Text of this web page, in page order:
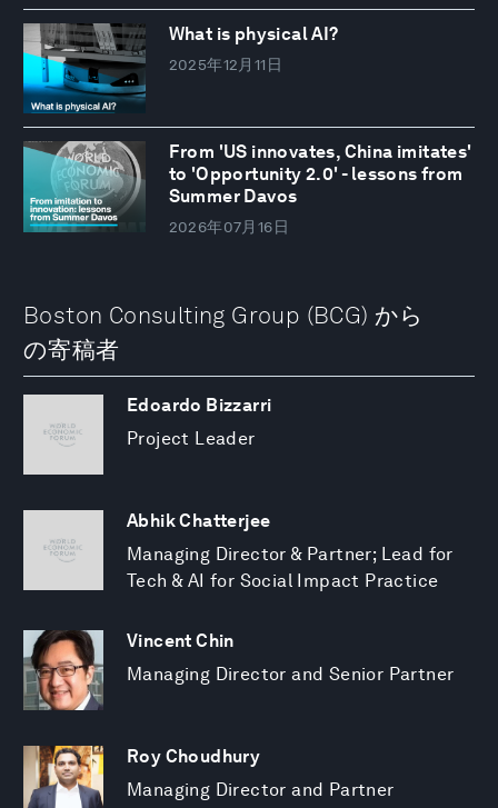
What is physical AI?
2025年12月11日
From 'US innovates, China imitates'
to 'Opportunity 2.0' - lessons from
Summer Davos
2026年07月16日
Boston Consulting Group (BCG) から
の寄稿者
Edoardo Bizzarri
Project Leader
Abhik Chatterjee
Managing Director & Partner; Lead for
Tech & AI for Social Impact Practice
Vincent Chin
Managing Director and Senior Partner
Roy Choudhury
Managing Director and Partner